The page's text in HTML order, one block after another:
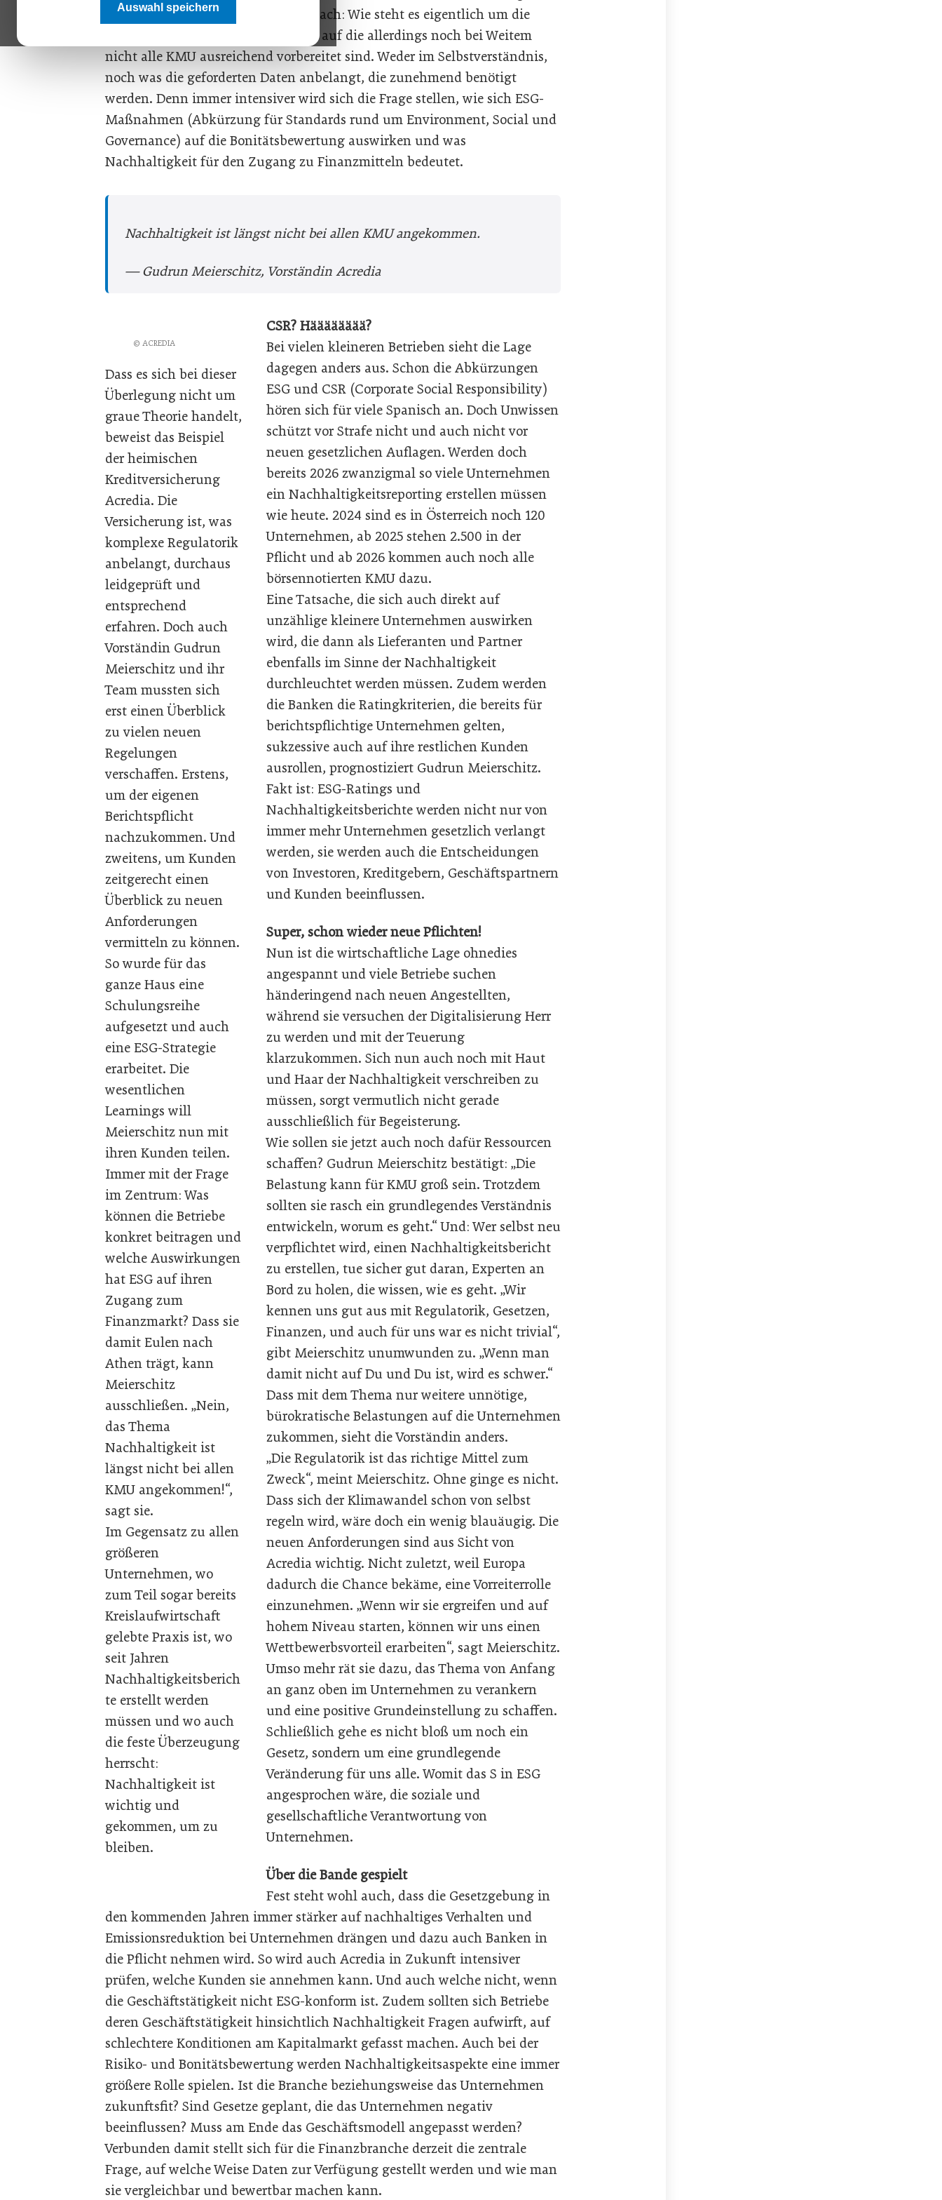
Auswahl speichern
immer öfter kritisch bei Betrieben nach: Wie steht es eigentlich um die
Nachhaltigkeit? Eine Entwicklung, auf die allerdings noch bei Weitem
nicht alle KMU ausreichend vorbereitet sind. Weder im Selbstverständnis,
noch was die geforderten Daten anbelangt, die zunehmend benötigt
werden. Denn immer intensiver wird sich die Frage stellen, wie sich ESG-
Maßnahmen (Abkürzung für Standards rund um Environment, Social und
Governance) auf die Bonitätsbewertung auswirken und was
Nachhaltigkeit für den Zugang zu Finanzmitteln bedeutet.
Nachhaltigkeit ist längst nicht bei allen KMU angekommen.
— Gudrun Meierschitz, Vorständin Acredia
© ACREDIA
Dass es sich bei dieser
Überlegung nicht um
graue Theorie handelt,
beweist das Beispiel
der heimischen
Kreditversicherung
Acredia. Die
Versicherung ist, was
komplexe Regulatorik
anbelangt, durchaus
leidgeprüft und
entsprechend
erfahren. Doch auch
Vorständin Gudrun
Meierschitz und ihr
Team mussten sich
erst einen Überblick
zu vielen neuen
Regelungen
verschaffen. Erstens,
um der eigenen
Berichtspflicht
nachzukommen. Und
zweitens, um Kunden
zeitgerecht einen
Überblick zu neuen
Anforderungen
vermitteln zu können.
So wurde für das
ganze Haus eine
Schulungsreihe
aufgesetzt und auch
eine ESG-Strategie
erarbeitet. Die
wesentlichen
Learnings will
Meierschitz nun mit
ihren Kunden teilen.
Immer mit der Frage
im Zentrum: Was
können die Betriebe
konkret beitragen und
welche Auswirkungen
hat ESG auf ihren
Zugang zum
Finanzmarkt? Dass sie
damit Eulen nach
Athen trägt, kann
Meierschitz
ausschließen. „Nein,
das Thema
Nachhaltigkeit ist
längst nicht bei allen
KMU angekommen!“,
sagt sie.
Im Gegensatz zu allen
größeren
Unternehmen, wo
zum Teil sogar bereits
Kreislaufwirtschaft
gelebte Praxis ist, wo
seit Jahren
Nachhaltigkeitsberich
te erstellt werden
müssen und wo auch
die feste Überzeugung
herrscht:
Nachhaltigkeit ist
wichtig und
gekommen, um zu
bleiben.
CSR? Hääääääää?
Bei vielen kleineren Betrieben sieht die Lage
dagegen anders aus. Schon die Abkürzungen
ESG und CSR (Corporate Social Responsibility)
hören sich für viele Spanisch an. Doch Unwissen
schützt vor Strafe nicht und auch nicht vor
neuen gesetzlichen Auflagen. Werden doch
bereits 2026 zwanzigmal so viele Unternehmen
ein Nachhaltigkeitsreporting erstellen müssen
wie heute. 2024 sind es in Österreich noch 120
Unternehmen, ab 2025 stehen 2.500 in der
Pflicht und ab 2026 kommen auch noch alle
börsennotierten KMU dazu.
Eine Tatsache, die sich auch direkt auf
unzählige kleinere Unternehmen auswirken
wird, die dann als Lieferanten und Partner
ebenfalls im Sinne der Nachhaltigkeit
durchleuchtet werden müssen. Zudem werden
die Banken die Ratingkrite­rien, die bereits für
berichtspflichtige Unternehmen gelten,
sukzessive auch auf ihre restlichen Kunden
ausrollen, prognostiziert Gudrun Meierschitz.
Fakt ist: ESG-Ratings und
Nachhaltigkeitsberichte werden nicht nur von
immer mehr Unternehmen gesetzlich verlangt
werden, sie werden auch die Entscheidungen
von Investoren, Kreditgebern, Geschäftspartnern
und Kunden beeinflussen.
Super, schon wieder neue Pflichten!
Nun ist die wirtschaftliche Lage ohnedies
angespannt und viele Betriebe suchen
händeringend nach neuen Angestellten,
während sie versuchen der Digitalisierung Herr
zu werden und mit der Teuerung
klarzukommen. Sich nun auch noch mit Haut
und Haar der Nachhaltigkeit verschreiben zu
müssen, sorgt vermutlich nicht gerade
ausschließlich für Begeisterung.
Wie sollen sie jetzt auch noch dafür Ressourcen
schaffen? Gudrun Meierschitz bestätigt: „Die
Belastung kann für KMU groß sein. Trotzdem
sollten sie rasch ein grundlegendes Verständnis
entwickeln, worum es geht.“ Und: Wer selbst neu
verpflichtet wird, einen Nachhaltigkeitsbericht
zu erstellen, tue sicher gut daran, Experten an
Bord zu holen, die wissen, wie es geht. „Wir
kennen uns gut aus mit Regulatorik, Gesetzen,
Finanzen, und auch für uns war es nicht trivial“,
gibt Meierschitz unumwunden zu. „Wenn man
damit nicht auf Du und Du ist, wird es schwer.“
Dass mit dem Thema nur weitere unnötige,
bürokratische Belastungen auf die Unternehmen
zukommen, sieht die Vorständin anders.
„Die Regulatorik ist das richtige Mittel zum
Zweck“, meint Meierschitz. Ohne ginge es nicht.
Dass sich der Klimawandel schon von selbst
regeln wird, wäre doch ein wenig blauäugig. Die
neuen Anforderungen sind aus Sicht von
Acredia wichtig. Nicht zuletzt, weil Europa
dadurch die Chance bekäme, eine Vorreiterrolle
einzunehmen. „Wenn wir sie ergreifen und auf
hohem Niveau starten, können wir uns einen
Wettbewerbsvorteil erarbeiten“, sagt Meierschitz.
Umso mehr rät sie dazu, das Thema von Anfang
an ganz oben im Unternehmen zu verankern
und eine positive Grundeinstellung zu schaffen.
Schließlich gehe es nicht bloß um noch ein
Gesetz, sondern um eine grundlegende
Veränderung für uns alle. Womit das S in ESG
angesprochen wäre, die soziale und
gesellschaftliche Verantwortung von
Unternehmen.
Über die Bande gespielt
Fest steht wohl auch, dass die Gesetzgebung in
den kommenden Jahren immer stärker auf nachhaltiges Verhalten und
Emissionsreduktion bei Unternehmen drängen und dazu auch Banken in
die Pflicht nehmen wird. So wird auch Acredia in Zukunft intensiver
prüfen, welche Kunden sie annehmen kann. Und auch welche nicht, wenn
die Geschäftstätigkeit nicht ESG-konform ist. Zudem sollten sich Betriebe
deren Geschäftstätigkeit hinsichtlich Nachhaltigkeit Fragen aufwirft, auf
schlechtere Konditionen am Kapitalmarkt gefasst machen. Auch bei der
Risiko- und Bonitätsbewertung werden Nachhaltigkeitsaspekte eine immer
größere Rolle spielen. Ist die Branche beziehungsweise das Unternehmen
zukunftsfit? Sind Gesetze geplant, die das Unternehmen negativ
beeinflussen? Muss am Ende das Geschäftsmodell angepasst werden?
Verbunden damit stellt sich für die Finanzbranche derzeit die zentrale
Frage, auf welche Weise Daten zur Verfügung gestellt werden und wie man
sie vergleichbar und bewertbar machen kann.